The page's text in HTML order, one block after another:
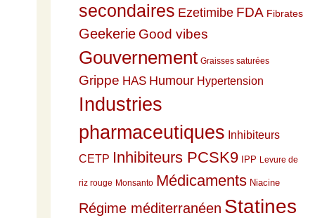
secondaires Ezetimibe FDA Fibrates
Geekerie Good vibes
Gouvernement Graisses saturées
Grippe HAS Humour Hypertension
Industries
pharmaceutiques Inhibiteurs
CETP Inhibiteurs PCSK9 IPP Levure de
riz rouge Monsanto Médicaments Niacine
Régime méditerranéen Statines